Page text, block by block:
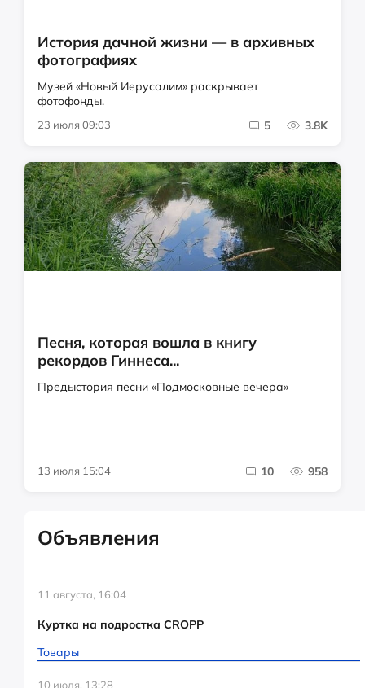
История дачной жизни — в архивных
фотографиях
Музей «Новый Иерусалим» раскрывает
фотофонды.
23 июля 09:03 5 3.8K
Песня, которая вошла в книгу
рекордов Гиннеса...
Предыстория песни «Подмосковные вечера»
13 июля 15:04 10 958
Объявления
11 августа, 16:04
Куртка на подростка CROPP
Товары
10 июля, 13:28